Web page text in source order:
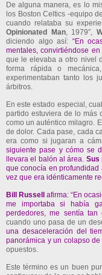
De alguna manera, es lo
los Boston Celtics -equipo
cuando relataba su
Opinionated
Man, 1979″,
diciendo algo así: “En
mentales, convirtiéndose en
que le elevaba a otro nivel
forma rápida o
experimentaban tanto los
árbitros.
En este estado especial,
partido estuviera de lo más
como un auténtico milagro.
de dolor. Cada pase, cada
era como si jugaran a
siguiente pase y cómo se
llevara el balón al área. Sus
que conocía en profundidad
vez que era idénticamente
Bill Russell
afirma: “En
me importaba si había
perdedores, me sentía
cuando uno pasa de un
una desaceleración del
panorámica y un colapso
opuestos.
Este término es un buen